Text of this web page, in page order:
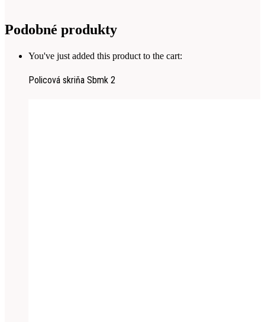
Podobné produkty
You've just added this product to the cart:
Policová skriňa Sbmk 2